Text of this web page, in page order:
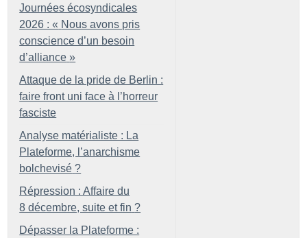
Journées écosyndicales
2026 : « Nous avons pris
conscience d’un besoin
d’alliance »
Attaque de la pride de Berlin :
faire front uni face à l’horreur
fasciste
Analyse matérialiste : La
Plateforme, l’anarchisme
bolchevisé ?
Répression : Affaire du
8 décembre, suite et fin ?
Dépasser la Plateforme :